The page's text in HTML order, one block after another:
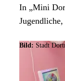
In „Mini
Bild: Stadt